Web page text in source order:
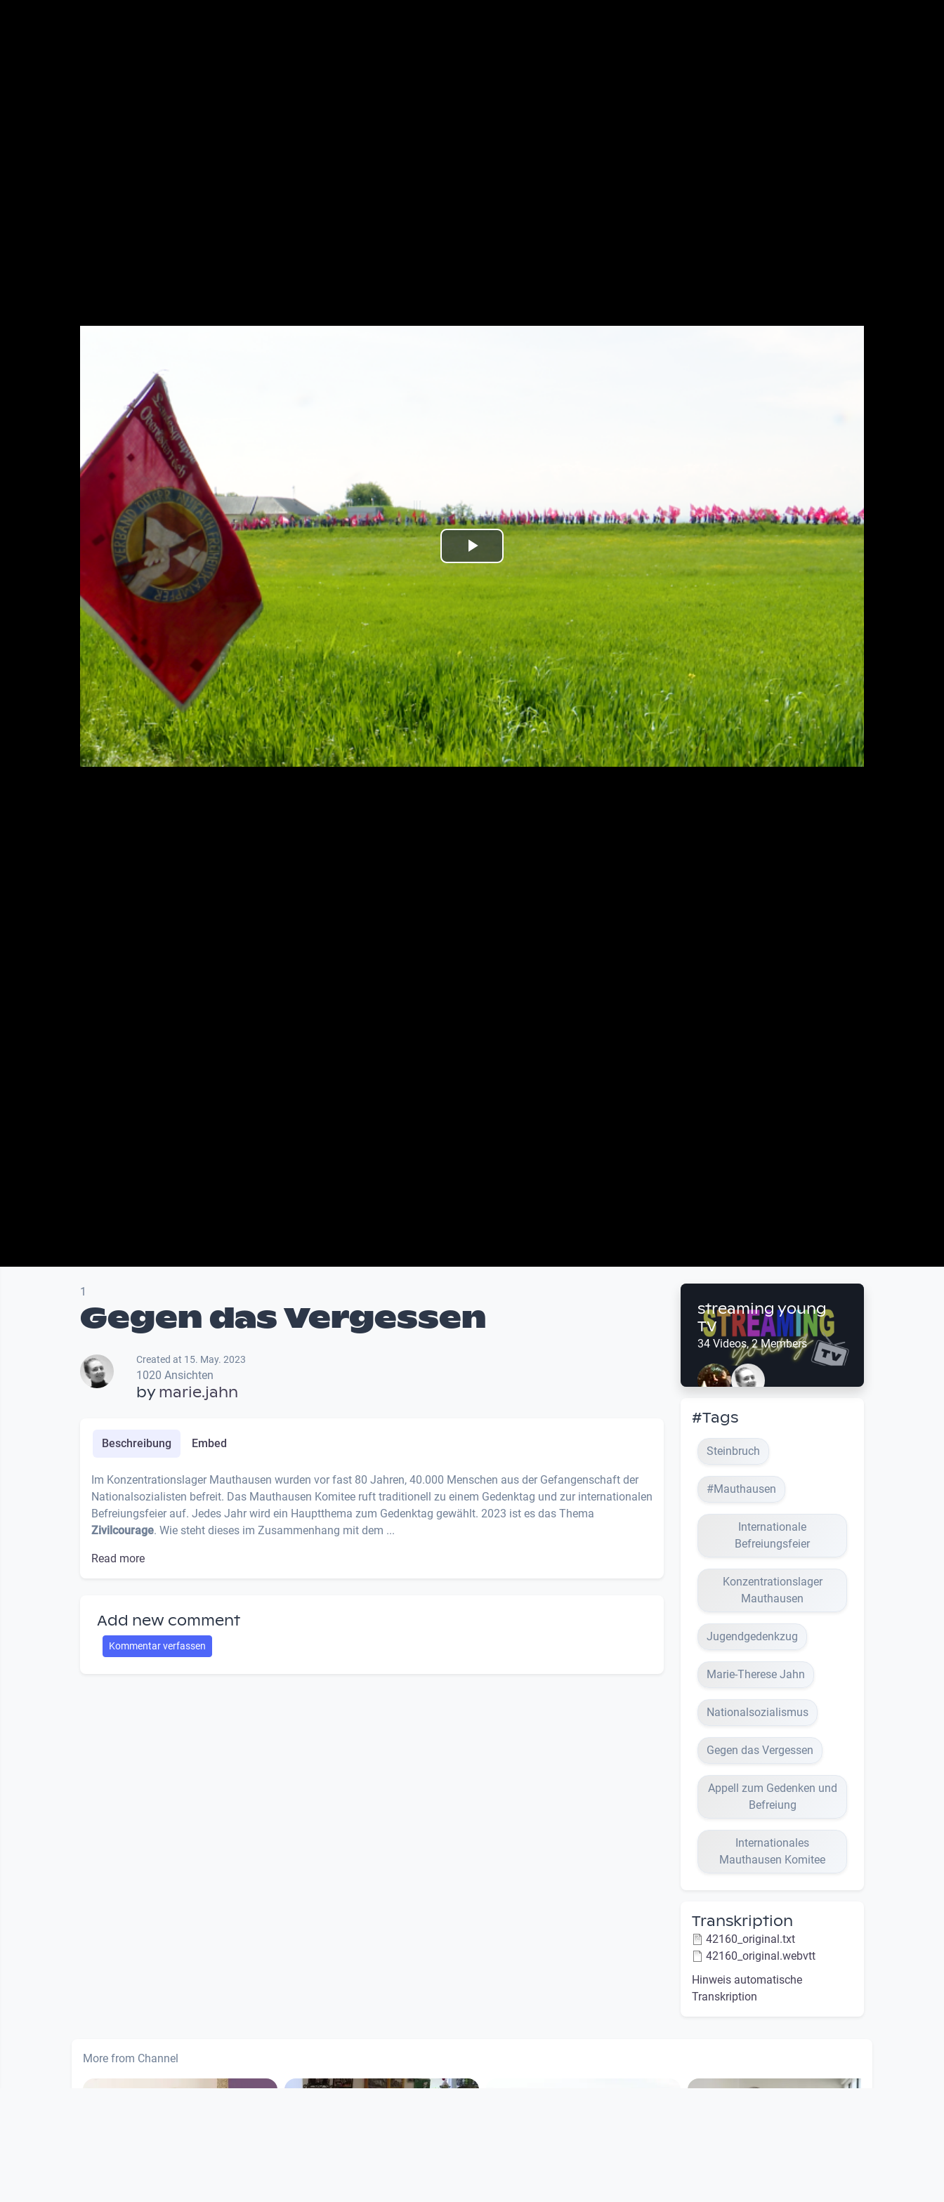
Play
Video
1
Gegen das Vergessen
Created at 15. May. 2023
1020 Ansichten
bymarie.jahn
Beschreibung Embed
Im Konzentrationslager Mauthausen wurden vor fast 80 Jahren, 40.000 Menschen aus der Gefangenschaft der
Nationalsozialisten befreit. Das Mauthausen Komitee ruft traditionell zu einem Gedenktag und zur internationalen
Befreiungsfeier auf. Jedes Jahr wird ein Hauptthema zum Gedenktag gewählt. 2023 ist es das Thema
Zivilcourage. Wie steht dieses im Zusammenhang mit dem ...
Read more
Add new comment
Kommentar verfassen
streaming young
TV
34 Videos, 2 Members
#Tags
Steinbruch
#Mauthausen
Internationale
Befreiungsfeier
Konzentrationslager
Mauthausen
Jugendgedenkzug
Marie-Therese Jahn
Nationalsozialismus
Gegen das Vergessen
Appell zum Gedenken und
Befreiung
Internationales
Mauthausen Komitee
Transkription
42160_original.txt
42160_original.webvtt
Hinweis automatische
Transkription
More from Channel